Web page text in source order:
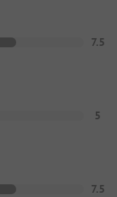
7.5
5
7.5